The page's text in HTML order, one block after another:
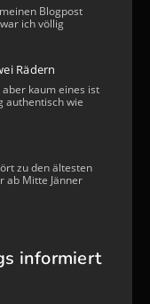
Blogpost
ich völlig
Rädern
kaum eines ist
authentisch wie
zu den ältesten
ab Mitte Jänner
informiert